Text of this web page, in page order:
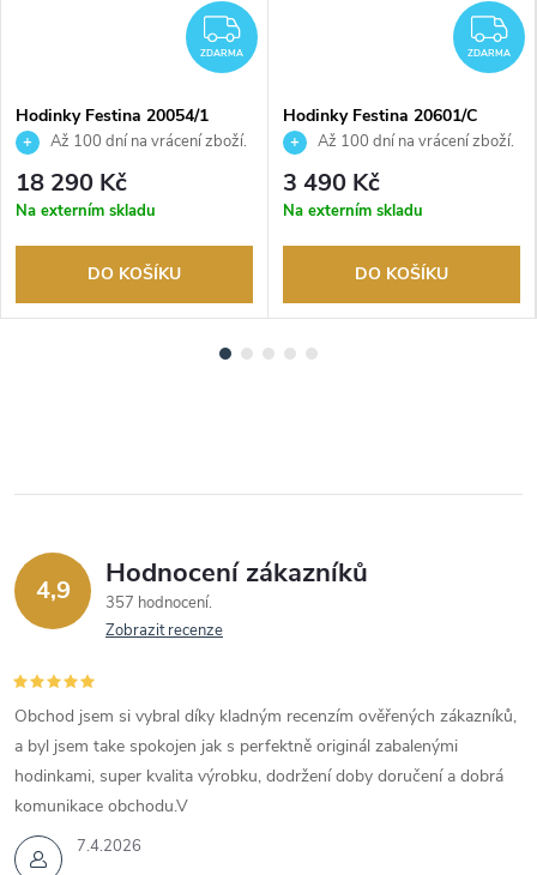
ZDARMA
ZDARMA
Hodinky Festina 20054/1
Až 100 dní na vrácení zboží.
Autorizovaný prodejce.
18 290 Kč
Na externím skladu
DO KOŠÍKU
ZDARMA
Hodinky Festina 20601/C
Až 100 dní na vrácení zboží.
Autorizovaný prodejce.
3 490 Kč
Na externím skladu
DO KOŠÍKU
4,9 Hodnocení zákazníků
357 hodnocení
Zobrazit recenze
7.4.2026
Obchod jsem si vybral díky kladným recenzím ověřených zákazníků,
a byl jsem take spokojen jak s perfektně originál zabalenými
hodinkami, super kvalita výrobku, dodržení doby doručení a dobrá
komunikace obchodu.V